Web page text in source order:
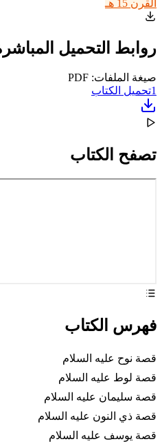
القرن 15 هـ
روابط التحميل
صيغة الملفات: PDF
1تحميل الكتاب
تصفح الكتاب
فهرس الكتاب
قصة نوح عليه السلام
قصة لوط عليه السلام
قصة سليمان عليه السلام
قصة ذي النون عليه السلام
قصة يوسف عليه السلام